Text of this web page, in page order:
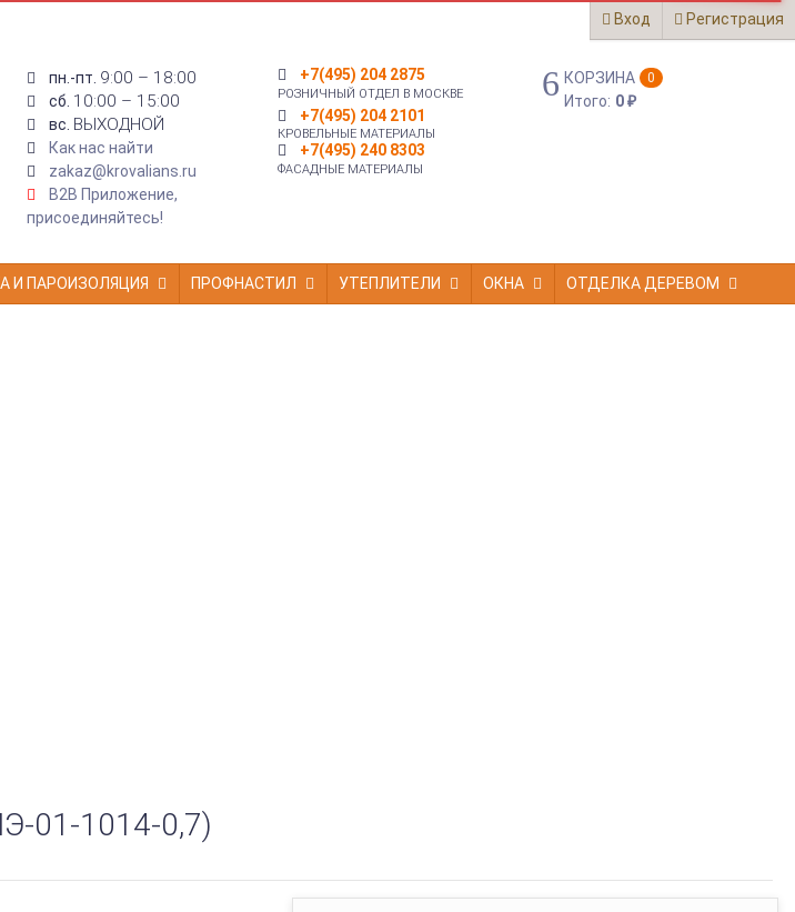
Вход Регистрация
пн.-пт. 9:00 – 18:00
сб. 10:00 – 15:00
вс. ВЫХОДНОЙ
Как нас найти
zakaz@krovalians.ru
B2B Приложение,
присоединяйтесь!
+7(495) 204 2875
РОЗНИЧНЫЙ ОТДЕЛ В МОСКВЕ
+7(495) 204 2101
КРОВЕЛЬНЫЕ МАТЕРИАЛЫ
+7(495) 240 8303
ФАСАДНЫЕ МАТЕРИАЛЫ
КОРЗИНА 0
Итого: 0₽
И ПАРОИЗОЛЯЦИЯ ПРОФНАСТИЛ УТЕПЛИТЕЛИ ОКНА ОТДЕЛКА ДЕРЕВОМ
1014-0,7)